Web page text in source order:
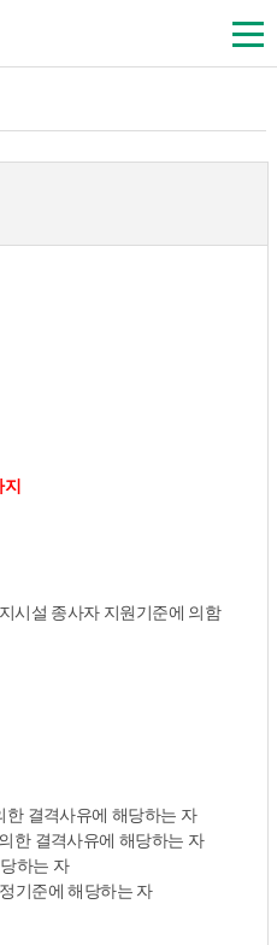
시설 종사자 지원기준에 의함
결격사유에 해당하는 자
한 결격사유에 해당하는 자
하는 자
기준에 해당하는 자